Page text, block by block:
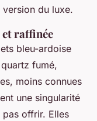
du luxe.
raffinée
bleu-ardoise
fumé,
moins connues
une singularité
pas offrir. Elles